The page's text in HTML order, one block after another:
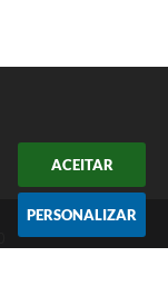
ACEITAR
PERSONALIZAR